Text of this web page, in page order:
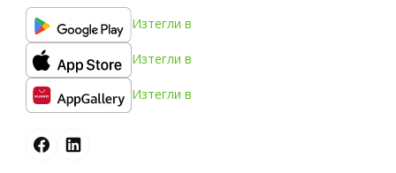
Изтегли в
Изтегли в
Изтегли в